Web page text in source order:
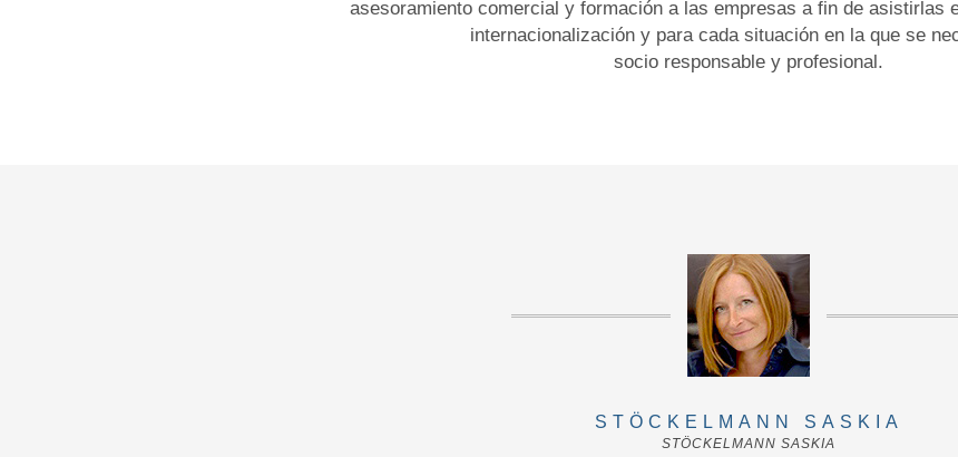
asesoramiento comercial y formación a las empresas a fin de asistirlas
internacionalización y para cada situación en la que se
socio responsable y profesional.
STÖCKELMANN SASKIA
STÖCKELMANN SASKIA